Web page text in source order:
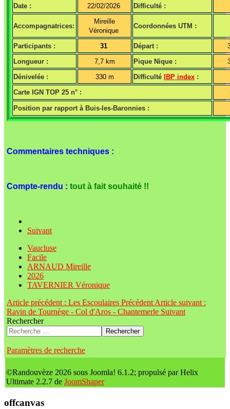
Date : 22/02/2026 Difficulté :
Accompagnatrices:
Mireille
Véronique
Coordonnées UTM :
Participants : 31 Départ :
Longueur :
7,7 km Pique Nique :
Dénivelée :
330 m Difficulté IBP index :
Carte IGN TOP 25 n° :
Position par rapport à Buis-les-Baronnies :
Commentaires techniques :
Compte-rendu : tout à fait souhaité !!
Suivant
Vaucluse
Facile
ARNAUD Mireille
2026
TAVERNIER Véronique
Article précédent : Les Escoulaires Précédent Article suivant :
Ravin de Tournège - Col d'Aros - Chantemerle Suivant
Rechercher
Rechercher
Paramètres de recherche
©Randouvèze 2026 sous Joomla! 6.1.2; propulsé par Helix
Ultimate 2.2.7 de JoomShaper
offcanvas